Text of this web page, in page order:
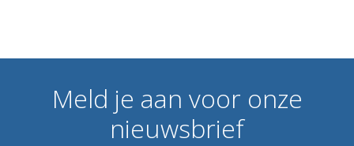
Meld je aan voor onze
nieuwsbrief